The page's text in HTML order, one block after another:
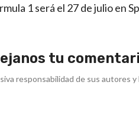
1 será el 27 de julio en
tu
responsabilidad de sus autores